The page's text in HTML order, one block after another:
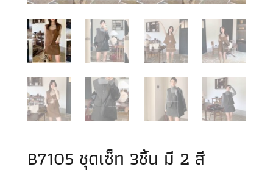
B7105 ชุดเซ็ท 3ชิ้น มี 2 สี